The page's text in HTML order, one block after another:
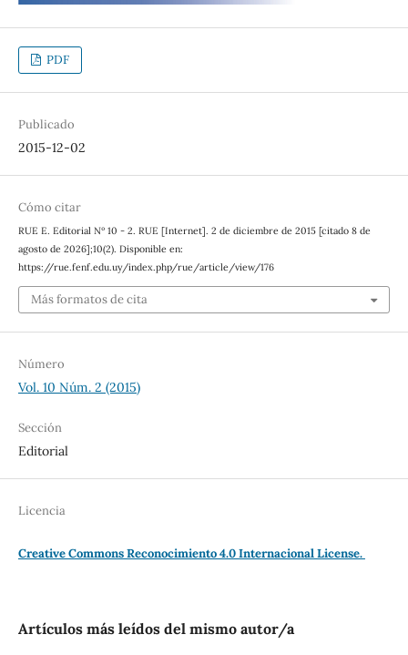
PDF
Publicado
2015-12-02
Cómo citar
RUE E. Editorial Nº 10 - 2. RUE [Internet]. 2 de diciembre de 2015 [citado 8 de
agosto de 2026];10(2). Disponible en:
https://rue.fenf.edu.uy/index.php/rue/article/view/176
Más formatos de cita
Número
Vol. 10 Núm. 2 (2015)
Sección
Editorial
Licencia
Creative Commons Reconocimiento 4.0 Internacional License.
Artículos más leídos del mismo autor/a